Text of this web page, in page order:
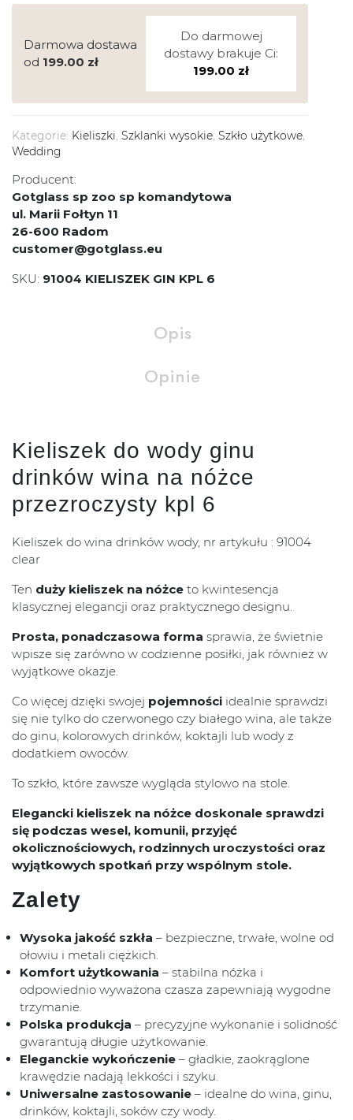
Darmowa dostawa
od 199.00 zł
Do darmowej
dostawy brakuje Ci:
199.00 zł
Kategorie: Kieliszki, Szklanki wysokie, Szkło użytkowe,
Wedding
Producent:
Gotglass sp zoo sp komandytowa
ul. Marii Fołtyn 11
26-600 Radom
customer@gotglass.eu
SKU: 91004 KIELISZEK GIN KPL 6
Opis
Opinie
Kieliszek do wody ginu
drinków wina na nóżce
przezroczysty kpl 6
Kieliszek do wina drinków wody, nr artykułu : 91004
clear
Ten duży kieliszek na nóżce to kwintesencja
klasycznej elegancji oraz praktycznego designu.
Prosta, ponadczasowa forma sprawia, że świetnie
wpisze się zarówno w codzienne posiłki, jak również w
wyjątkowe okazje.
Co więcej dzięki swojej pojemności idealnie sprawdzi
się nie tylko do czerwonego czy białego wina, ale także
do ginu, kolorowych drinków, koktajli lub wody z
dodatkiem owoców.
To szkło, które zawsze wygląda stylowo na stole.
Elegancki kieliszek na nóżce doskonale sprawdzi
się podczas wesel, komunii, przyjęć
okolicznościowych, rodzinnych uroczystości oraz
wyjątkowych spotkań przy wspólnym stole.
Zalety
Wysoka jakość szkła – bezpieczne, trwałe, wolne od
ołowiu i metali ciężkich.
Komfort użytkowania – stabilna nóżka i
odpowiednio wyważona czasza zapewniają wygodne
trzymanie.
Polska produkcja – precyzyjne wykonanie i solidność
gwarantują długie użytkowanie.
Eleganckie wykończenie – gładkie, zaokrąglone
krawędzie nadają lekkości i szyku.
Uniwersalne zastosowanie – idealne do wina, ginu,
drinków, koktajli, soków czy wody.